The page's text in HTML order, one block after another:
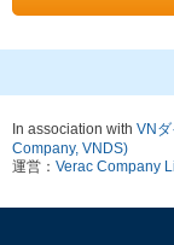
In association with VN
Company, VNDS)
運営： Verac Company